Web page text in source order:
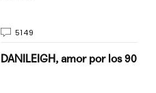
5149
DANILEIGH, amor por los 90